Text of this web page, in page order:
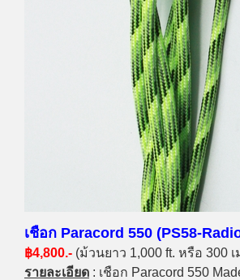
เชือก Paracord 550 (PS58-
฿4,800.- (ม้วนยาว 1,000 ft. หรือ 300
รายละเอียด : เชือก Paracord 550